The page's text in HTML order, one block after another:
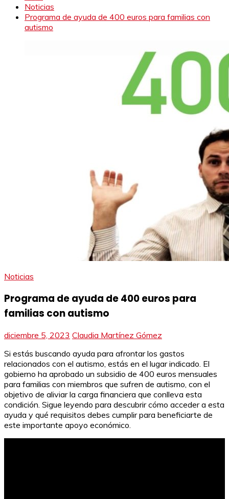
Noticias
Programa de ayuda de 400 euros para familias con
autismo
Noticias
Programa de ayuda de 400 euros para
familias con autismo
diciembre 5, 2023 Claudia Martínez Gómez
Si estás buscando ayuda para afrontar los gastos
relacionados con el autismo, estás en el lugar indicado. El
gobierno ha aprobado un subsidio de 400 euros mensuales
para familias con miembros que sufren de autismo, con el
objetivo de aliviar la carga financiera que conlleva esta
condición. Sigue leyendo para descubrir cómo acceder a esta
ayuda y qué requisitos debes cumplir para beneficiarte de
este importante apoyo económico.